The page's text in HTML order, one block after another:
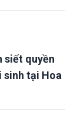
siết quyền
sinh tại Hoa